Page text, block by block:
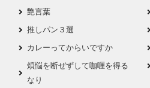
艶言葉
推しパン３選
カレーってからいですか
煩悩を断ぜずして咖喱を得る
なり